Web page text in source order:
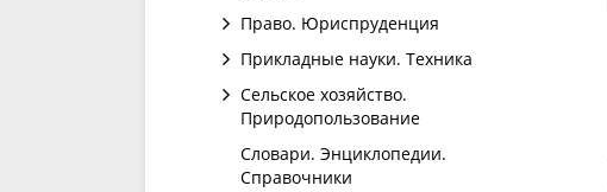
Право. Юриспруденция
Прикладные науки. Техника
Сельское хозяйство.
Природопользование
Словари. Энциклопедии.
Справочники